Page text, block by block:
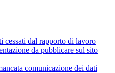
cessati dal rapporto di lavoro
da pubblicare sul sito
comunicazione dei dati